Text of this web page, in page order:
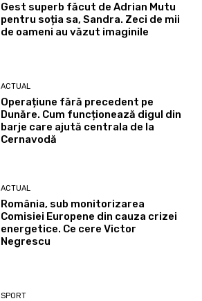
Gest superb făcut de Adrian Mutu
pentru soția sa, Sandra. Zeci de mii
de oameni au văzut imaginile
ACTUAL
Operațiune fără precedent pe
Dunăre. Cum funcționează digul din
barje care ajută centrala de la
Cernavodă
ACTUAL
România, sub monitorizarea
Comisiei Europene din cauza crizei
energetice. Ce cere Victor
Negrescu
SPORT